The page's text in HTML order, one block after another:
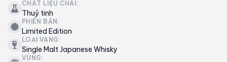
CHẤT LIỆU CHAI:
Thuỷ tinh
PHIÊN BẢN:
Limited Edition
LOẠI VANG:
Single Malt Japanese Whisky
VÙNG: